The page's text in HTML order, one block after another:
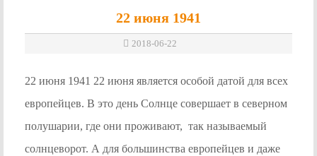
22 июня 1941
2018-06-22
22 июня 1941 22 июня является особой датой для всех
европейцев. В это день Солнце совершает в северном
полушарии, где они проживают, так называемый
солнцеворот. А для большинства европейцев и даже